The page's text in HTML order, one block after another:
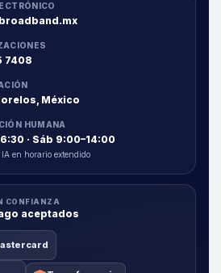
7408
México
HUMANA
· Sáb 9:00–14:00
en horario extendido
CONFIANZA
aceptados